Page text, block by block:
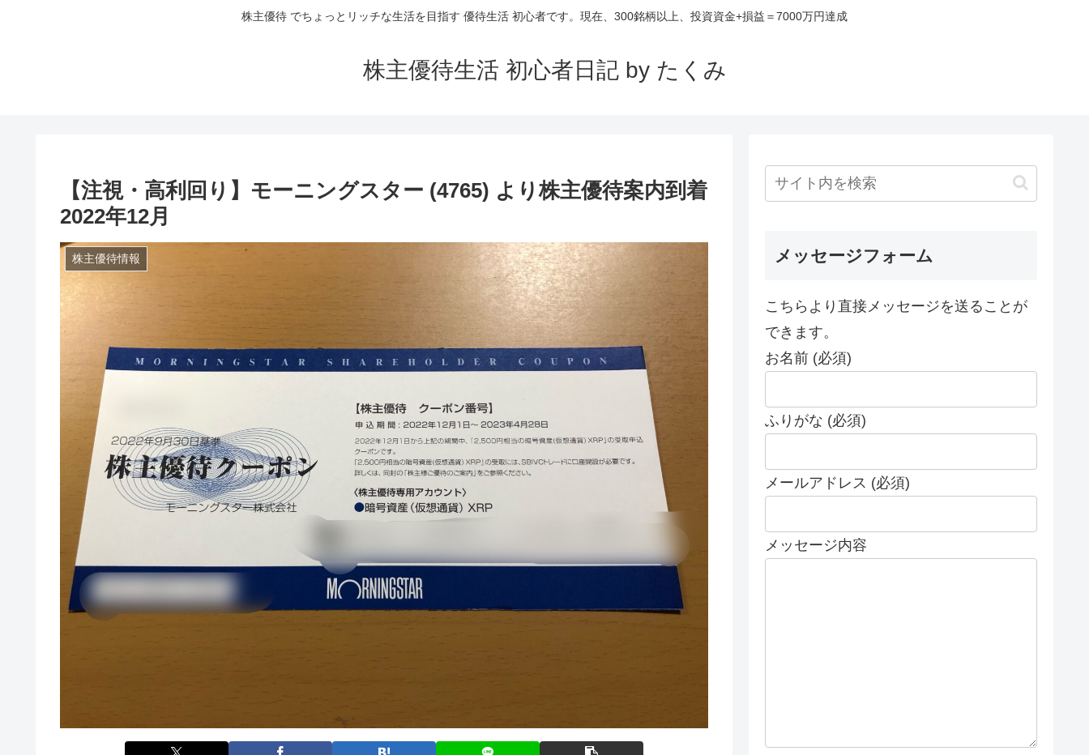
株主優待 でちょっとリッチな生活を目指す 優待生活 初心者です。現在、300銘柄以上、投資資金+損益＝7000万円達成
株主優待生活 初心者日記 by たくみ
【注視・高利回り】モーニングスター (4765) より株主優待案内到着
2022年12月
株主優待情報 メッセージフォーム
こちらより直接メッセージを送ることが
できます。
お名前 (必須)
ふりがな (必須)
メールアドレス (必須)
メッセージ内容